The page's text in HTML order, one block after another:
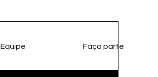
Equipe Faça parte